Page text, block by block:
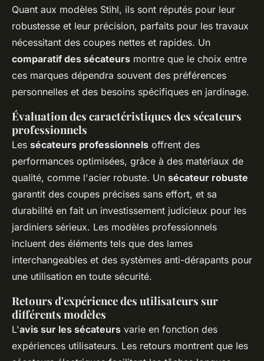
Quant aux modèles Stihl, ils sont réputés pour leur
robustesse et leur précision, parfaits pour les travaux
nécessitant des coupes nettes et rapides. Un
comparatif des sécateurs montre que le choix entre
ces marques dépendra souvent des préférences
personnelles et des besoins spécifiques en jardinage.
Évaluation des caractéristiques des sécateurs
professionnels
Les sécateurs professionnels offrent des
performances optimisées, grâce à des matériaux de
qualité, comme l'acier robuste. Un sécateur robuste
garantit des coupes précises sans effort, et sa
durabilité en fait un investissement judicieux pour les
jardiniers sérieux. Les modèles professionnels
incluent des éléments tels que des lames
interchangeables et des systèmes anti-dérapants pour
une utilisation en toute sécurité.
Retours d'expérience des utilisateurs sur
différents modèles
L'avis sur les sécateurs varie en fonction des
expériences utilisateurs. Les retours montrent que les